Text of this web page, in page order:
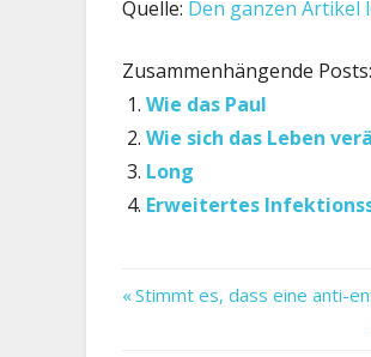
Quelle: Den ganzen Artikel
Zusammenhängende Posts:
Wie das Paul
Wie sich das Leben
Long
Erweitertes
Impfstoff
Vorheriger
Stimmt es, dass eine anti-